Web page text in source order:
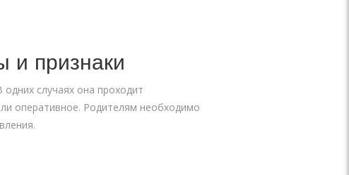
и признаки
случаях она проходит
оперативное. Родителям необходимо